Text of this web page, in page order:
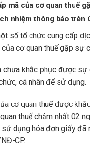
mã của cơ quan thuế
nhiệm thông báo trên
số tổ chức cung cấp
cơ quan thuế gặp sự
khắc phục được sự
cá nhân để sử dụng.
cơ quan thuế được
thuế chậm nhất 02
dụng hóa đơn giấy
CP.